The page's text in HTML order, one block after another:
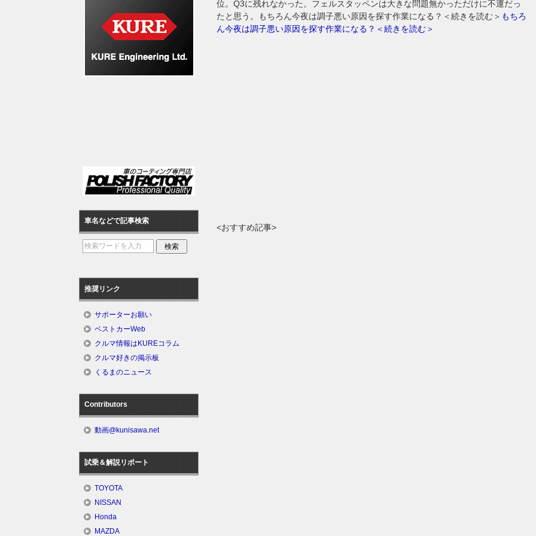
位。Q3に残れなかった。フェルスタッペンは大きな問題無かっただけに不運だっ
たと思う。もちろん今夜は調子悪い原因を探す作業になる？＜続きを読む＞ もちろ
ん今夜は調子悪い原因を探す作業になる？＜続きを読む＞
<おすすめ記事>
車名などで記事検索
推奨リンク
サポーターお願い
ベストカーWeb
クルマ情報はKUREコラム
クルマ好きの掲示板
くるまのニュース
Contributors
動画@kunisawa.net
試乗＆解説リポート
TOYOTA
NISSAN
Honda
MAZDA